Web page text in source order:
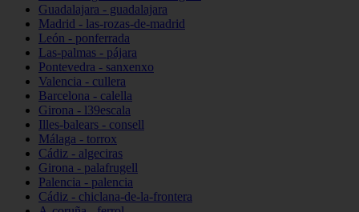
Guadalajara - guadalajara
Madrid - las-rozas-de-madrid
León - ponferrada
Las-palmas - pájara
Pontevedra - sanxenxo
Valencia - cullera
Barcelona - calella
Girona - l39escala
Illes-balears - consell
Málaga - torrox
Cádiz - algeciras
Girona - palafrugell
Palencia - palencia
Cádiz - chiclana-de-la-frontera